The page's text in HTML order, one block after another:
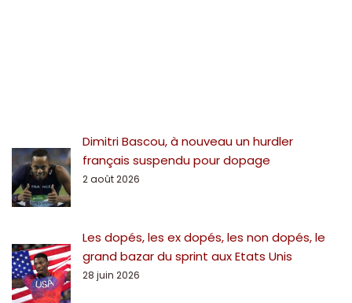
Dimitri Bascou, à nouveau un hurdler
français suspendu pour dopage
2 août 2026
Les dopés, les ex dopés, les non dopés, le
grand bazar du sprint aux Etats Unis
28 juin 2026